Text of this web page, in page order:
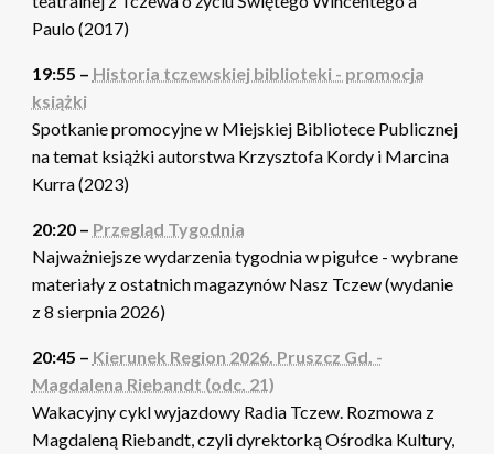
Paulo (2017)
19:55 – Historia tczewskiej biblioteki - promocja
książki
Spotkanie promocyjne w Miejskiej Bibliotece Publicznej
na temat książki autorstwa Krzysztofa Kordy i Marcina
Kurra (2023)
20:20 – Przegląd Tygodnia
Najważniejsze wydarzenia tygodnia w pigułce - wybrane
materiały z ostatnich magazynów Nasz Tczew (wydanie
z 8 sierpnia 2026)
20:45 – Kierunek Region 2026. Pruszcz Gd. -
Magdalena Riebandt (odc. 21)
Wakacyjny cykl wyjazdowy Radia Tczew. Rozmowa z
Magdaleną Riebandt, czyli dyrektorką Ośrodka Kultury,